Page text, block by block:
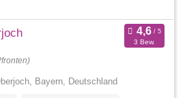
3 Bew.
Bayern, Deutschland